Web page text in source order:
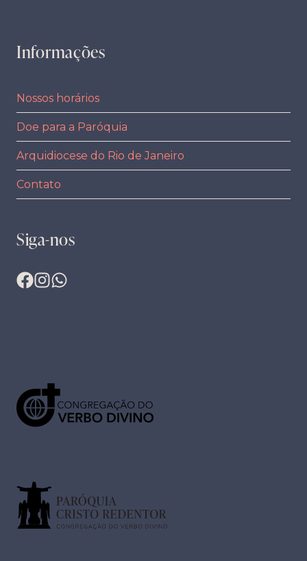
Informações
Nossos horários
Doe para a Paróquia
Arquidiocese do Rio de Janeiro
Contato
Siga-nos